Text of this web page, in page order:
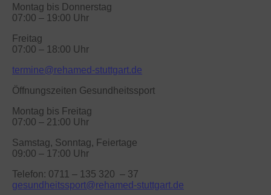
Montag bis Donnerstag
07:00 – 19:00 Uhr
Freitag
07:00 – 18:00 Uhr
termine@rehamed-stuttgart.de
Öffnungszeiten Gesundheitssport
Montag bis Freitag
07:00 – 21:00 Uhr
Samstag, Sonntag, Feiertage
09:00 – 17:00 Uhr
Telefon: 0711 – 135 320 – 37
gesundheitssport@rehamed-stuttgart.de